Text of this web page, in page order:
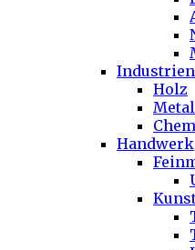
Industrien
Holz
Handwerk